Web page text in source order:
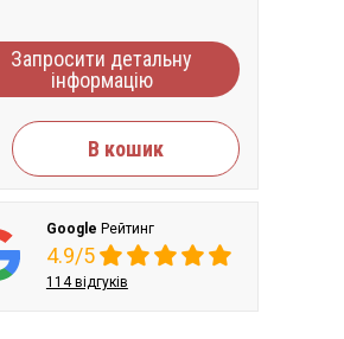
Запросити детальну
інформацію
В кошик
Google Рейтинг
4.9/5
114 відгуків